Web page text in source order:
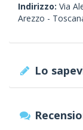
Indirizzo: Via
Arezzo -
Lo